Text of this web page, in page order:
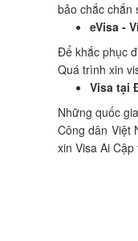
bảo chắc chắn
eVisa -
Để khắc phục
Quá trình xin
Visa tại
Những quốc
Công dân Việt
xin Visa Ai